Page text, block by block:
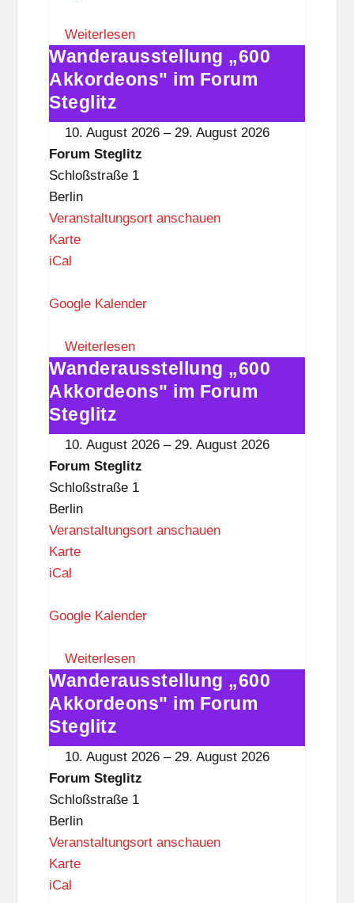
S
t
e
g
l
i
t
z
Weiterlesen
Wanderausstellung
„600
Akkordeons"
im
Forum
Steglitz
Wanderausstellung „600
Akkordeons" im Forum
Steglitz
10. August 2026 – 29. August 2026
Forum Steglitz
Schloßstraße 1
Berlin
Veranstaltungsort anschauen
KarteF
u
S
t
e
g
l
i
t
z
iCal
Google Kalender
Weiterlesen
Wanderausstellung
„600
Akkordeons"
im
Forum
Steglitz
Wanderausstellung „600
Akkordeons" im Forum
Steglitz
10. August 2026 –29. August 2026
Forum Steglitz
Schloßstraße 1
Berlin
Veranstaltungsort anschauen
KarteF
u
S
t
e
g
l
i
t
z
iCal
Google Kalender
Weiterlesen
Wanderausstellung
„600
Akkordeons"
im
Forum
Steglitz
Wanderausstellung „600
Akkordeons" im Forum
Steglitz
10. August 2026 –29. August 2026
Forum Steglitz
Schloßstraße 1
Berlin
Veranstaltungsort anschauen
KarteF
iCal